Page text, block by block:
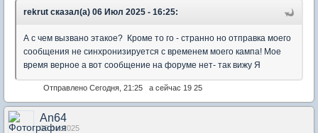
rekrut сказал(а) 06 Июл 2025 - 16:25:
А с чем вызвано этакое? Кроме то го - странно но отправка моего
сообщения не синхронизируется с временем моего кампа! Мое
время верное а вот сообщение на форуме нет- так вижу Я
Отправлено Сегодня, 21:25 а сейчас 19 25
An64
06 Jul 2025